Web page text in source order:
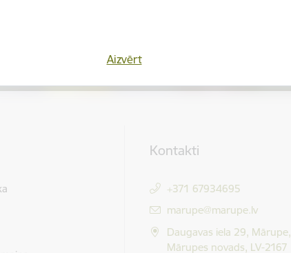
Aizvērt
Kontakti
+371 67934695
E-pasts:
marupe@marupe.lv
Daugavas iela 29, Mārupe,
Mārupes novads, LV-2167